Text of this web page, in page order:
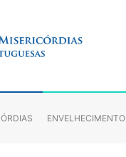
ENVELHECIMENTO